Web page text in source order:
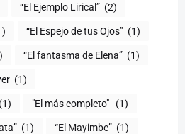
“El Ejemplo Lirical” (2)
“El Espejo de tus Ojos” (1)
“El fantasma de Elena” (1)
(1)
(1) "El más completo" ​ (1)
(1) “El Mayimbe” (1)